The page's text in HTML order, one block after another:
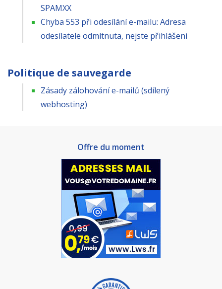
SPAMXX
Chyba 553 při odesílání e-mailu: Adresa
odesílatele odmítnuta, nejste přihlášeni
Politique de sauvegarde
Zásady zálohování e-mailů (sdílený
webhosting)
Offre du moment